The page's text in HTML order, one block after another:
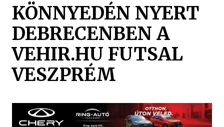
KÖNNYEDÉN NYERT
DEBRECENBEN A
VEHIR.HU FUTSAL
VESZPRÉM